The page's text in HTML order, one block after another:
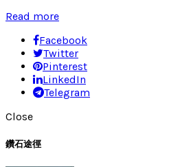
Read more
Facebook
Twitter
Pinterest
LinkedIn
Telegram
Close
鑽石途徑